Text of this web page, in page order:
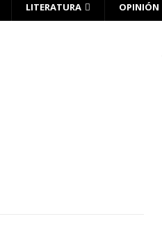
LITERATURA OPINIÓN